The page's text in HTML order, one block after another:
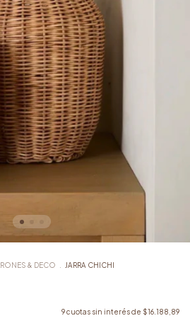
& DECO JARRA CHICHI
9cuotas sin interés de $16.188,89